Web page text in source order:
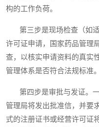
构的工作负荷。
第三步是现场检查（如适
许可证申请，国家药品管理
查，以核实申请资料的真实
管理体系是否符合法规标准。
第四步是审批与发证。一
管理局将发出批准信，并要
式的注册证书或经营许可证